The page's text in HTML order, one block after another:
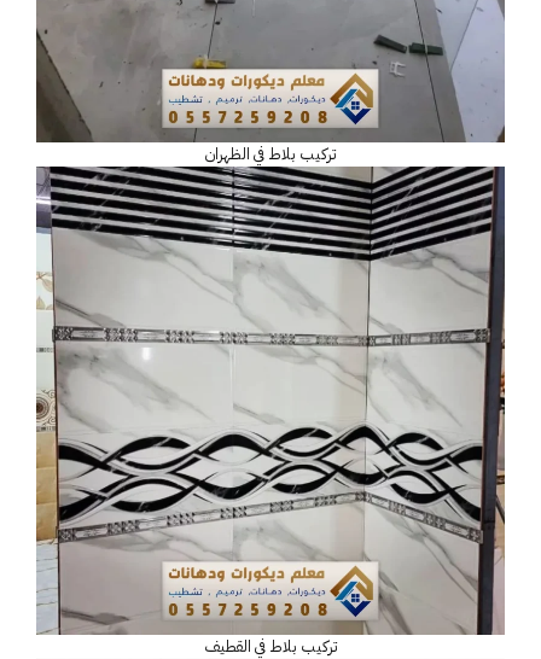
تركيب بلاط في الظهران
تركيب بلاط في القطيف